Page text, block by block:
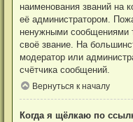
наименования званий на
её администратором.
ненужными сообщениями
своё звание. На
модератор или
счётчика сообщений.
Вернуться к началу
Когда я щёлкаю по